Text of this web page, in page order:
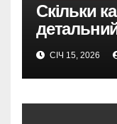
Скільки
добавках
СІЧ 15, 2026